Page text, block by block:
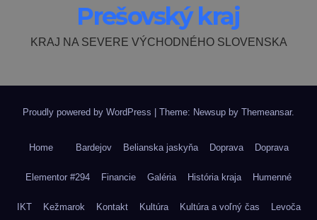
Prešovský kraj
KRAJ NA SEVERE VÝCHODNÉHO SLOVENSKA
Proudly powered by WordPress | Theme: Newsup by Themeansar.
Home Bardejov Belianska jaskyňa Doprava Doprava
Elementor #294 Financie Galéria História kraja Humenné
IKT Kežmarok Kontakt Kultúra Kultúra a voľný čas Levoča